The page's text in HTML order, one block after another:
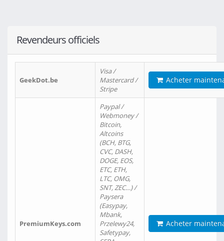
Revendeurs officiels
GeekDot.be
Visa /
Mastercard /
Stripe
Acheter
PremiumKeys.com
Paypal /
Webmoney /
Bitcoin,
Altcoins
(BCH, BTG,
CVC, DASH,
DOGE, EOS,
ETC, ETH,
LTC, OMG,
SNT, ZEC…) /
Paysera
(Easypay,
Mbank,
Przelewy24,
Safetypay,
Acheter